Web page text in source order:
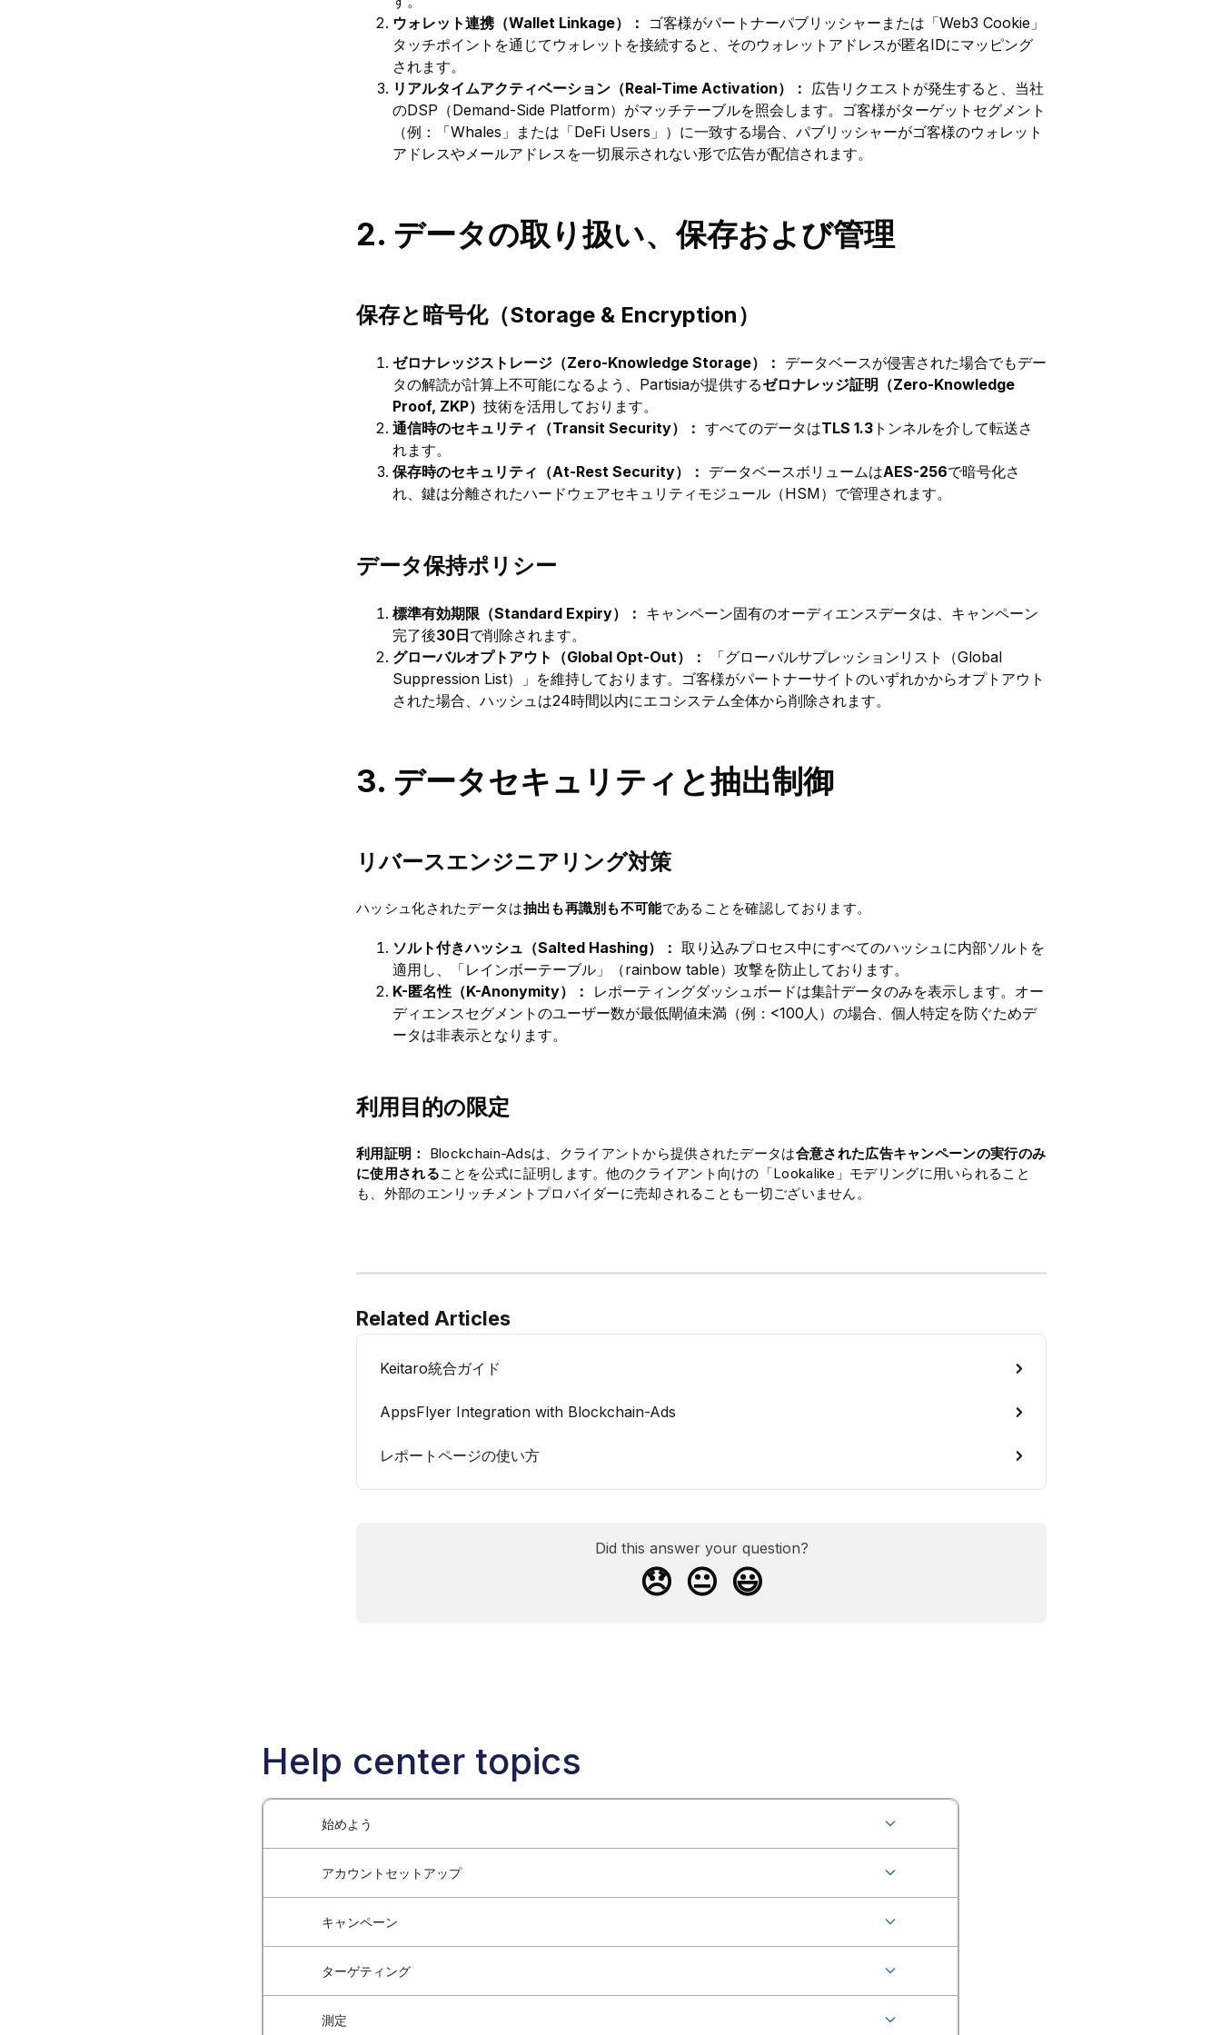
ウォレット連携（Wallet Linkage）：
ゴ客様がパートナーパブリッシャーまたは「Web3 Cookie」
タッチポイントを通じてウォレットを接続すると、そのウォレットアドレスが匿名IDにマッピング
されます。
リアルタイムアクティベーション（Real-Time Activation）：
広告リクエストが発生すると、当社
のDSP（Demand-Side Platform）がマッチテーブルを照会します。ゴ客様がターゲットセグメント
（例：「Whales」または「DeFi Users」）に一致する場合、パブリッシャーがゴ客様のウォレット
アドレスやメールアドレスを一切展示されない形で広告が配信されます。
2. データの取り扱い、保存および管理
保存と暗号化（Storage & Encryption）
ゼロナレッジストレージ（Zero-Knowledge Storage）： データベースが侵害された場合でもデー
タの解読が計算上不可能になるよう、Partisiaが提供するゼロナレッジ証明（Zero-Knowledge
Proof, ZKP） 技術を活用しております。
通信時のセキュリティ（Transit Security）： すべてのデータはTLS 1.3 トンネルを介して転送さ
れます。
保存時のセキュリティ（At-Rest Security）： データベースボリュームはAES-256で暗号化さ
れ、鍵は分離されたハードウェアセキュリティモジュール（HSM）で管理されます。
データ保持ポリシー
標準有効期限（Standard Expiry）： キャンペーン固有のオーディエンスデータは、キャンペーン
完了後30日で削除されます。
グローバルオプトアウト（Global Opt-Out）：
「グローバルサプレッションリスト（Global
Suppression List）」を維持しております。ゴ客様がパートナーサイトのいずれかからオプトアウト
された場合、ハッシュは24時間以内にエコシステム全体から削除されます。
3. データセキュリティと抽出制御
リバースエンジニアリング対策
ハッシュ化されたデータは抽出も再識別も不可能であることを確認しております。
ソルト付きハッシュ（Salted Hashing）： 取り込みプロセス中にすべてのハッシュに内部ソルトを
適用し、「レインボーテーブル」（rainbow table）攻撃を防止しております。
K-匿名性（K-Anonymity）：
レポーティングダッシュボードは集計データのみを表示します。オー
ディエンスセグメントのユーザー数が最低閘値未満（例：<100人）の場合、個人特定を防ぐためデ
ータは非表示となります。
利用目的の限定
利用証明： Blockchain-Adsは、クライアントから提供されたデータは合意された広告キャンペーンの実行のみ
に使用されることを公式に証明します。他のクライアント向けの「Lookalike」モデリングに用いられること
も、外部のエンリッチメントプロバイダーに売却されることも一切ございません。
Related Articles
Keitaro統合ガイド
AppsFlyer Integration with Blockchain-Ads
レポートページの使い方
Did this answer your question?
😞 😐 😃
Help center topics
始めよう
Blockchain-Adsとは
Blockchain-Adsへのアクセス：資格要件のガイド
広告主向けクイックスタートチェックリスト
アカウントセットアップ
広告主アカウントの作成方法
複数ユーザーアカウントの管理方法
キャンペーン
新しい広告キャンペーンを開始する方法
ターゲティング
ターゲティング機能完全ガイド
測定